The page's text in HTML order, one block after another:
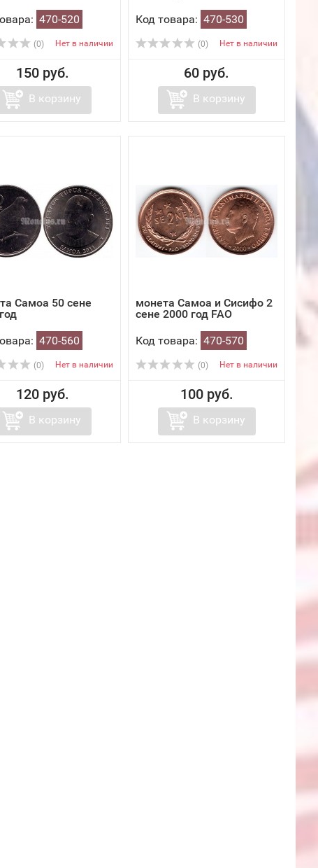
470-520
(0) Нет в наличии
150 руб.
В корзину
Код товара: 470-530
(0) Нет в наличии
60 руб.
В корзину
Самоа 50 сене
470-560
(0) Нет в наличии
120 руб.
В корзину
монета Самоа и Cисифо 2
сене 2000 год FAO
Код товара: 470-570
(0) Нет в наличии
100 руб.
В корзину